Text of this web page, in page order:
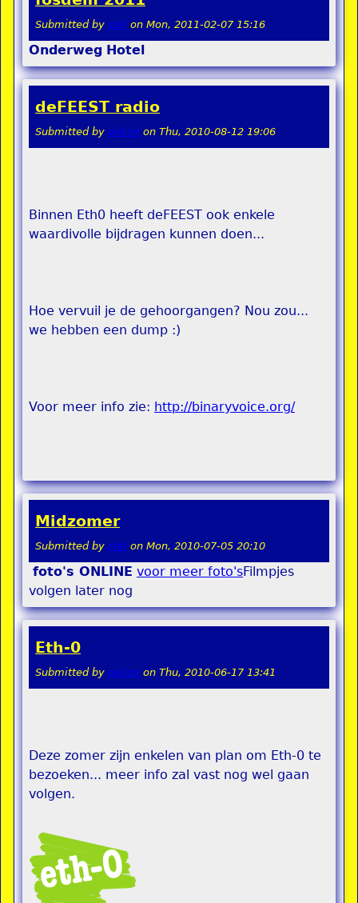
Submitted by stel on Mon, 2011-02-07 15:16
Onderweg Hotel
deFEEST radio
Submitted by pokon on Thu, 2010-08-12 19:06
Binnen Eth0 heeft deFEEST ook enkele
waardivolle bijdragen kunnen doen...
Hoe vervuil je de gehoorgangen? Nou zou...
we hebben een dump :)
Voor meer info zie: http://binaryvoice.org/
Midzomer
Submitted by stel on Mon, 2010-07-05 20:10
foto's ONLINE voor meer foto'sFilmpjes
volgen later nog
Eth-0
Submitted by pokon on Thu, 2010-06-17 13:41
Deze zomer zijn enkelen van plan om Eth-0 te
bezoeken... meer info zal vast nog wel gaan
volgen.